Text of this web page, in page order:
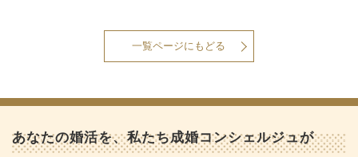
一覧ページにもどる
あなたの婚活を、私たち成婚コンシェルジュが